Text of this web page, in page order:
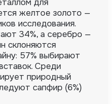
для
желтое золото —
исследования.
34%, а серебро —
склоняются
57% выбирают
Среди
природный
сапфир (6%)